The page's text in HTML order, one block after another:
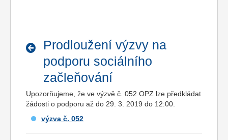
Prodloužení výzvy na
podporu sociálního
začleňování
Upozorňujeme, že ve výzvě č. 052 OPZ lze předkládat
žádosti o podporu až do 29. 3. 2019 do 12:00.
výzva č. 052